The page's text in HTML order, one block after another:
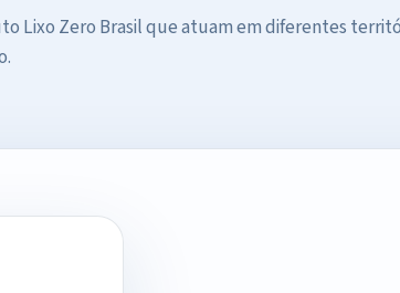
Lixo Zero Brasil que atuam em diferentes